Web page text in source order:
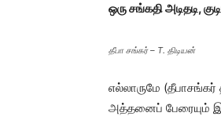
ஒரு சங்கதி அடிதடி,
தீபா சங்கர் – T. திடியன்
எல்லாருமே (தீபாசங்கர்
அத்தனைப் பேரையும்